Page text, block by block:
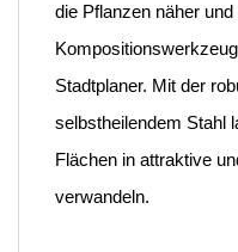
die Pflanzen näher
Stadtplaner. Mit der
selbstheilendem Stahl
Flächen in attraktive
verwandeln.